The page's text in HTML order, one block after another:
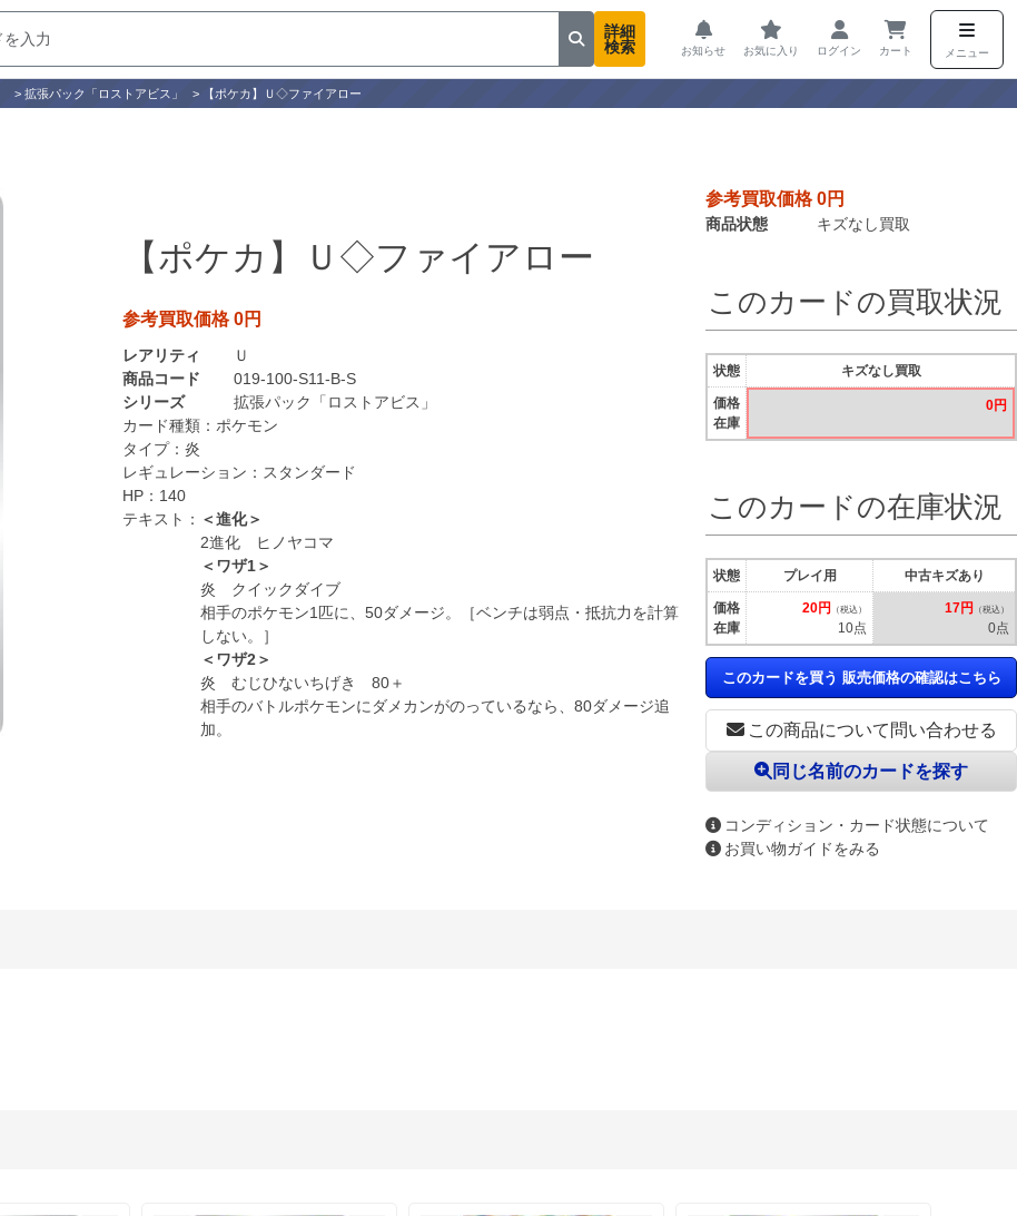
詳細
検索
お知らせ お気に入り ログイン カート メニュー
> 拡張パック「ロストアビス」 > 【ポケカ】Ｕ◇ファイアロー
【ポケカ】Ｕ◇ファイアロー
参考買取価格 0円
レアリティ
Ｕ
商品コード
019-100-S11-B-S
シリーズ
拡張パック「ロストアビス」
カード種類： ポケモン
タイプ： 炎
レギュレーション： スタンダード
HP： 140
テキスト： ＜進化＞
2進化 ヒノヤコマ
＜ワザ1＞
炎 クイックダイブ
相手のポケモン1匹に、50ダメージ。［ベンチは弱点・抵抗力を計算
しない。］
＜ワザ2＞
炎 むじひないちげき 80＋
相手のバトルポケモンにダメカンがのっているなら、80ダメージ追
加。
参考買取価格 0円
商品状態 キズなし買取
この商品について問い合わせる
同じ名前のカードを探す
コンディション・カード状態について
お買い物ガイドをみる
このカードの買取状況
状態
価格
在庫
キズなし買取
0円
このカードの在庫状況
状態
価格
在庫
プレイ用
20円 （税込）
10点
中古キズあり
17円 （税込）
0点
このカードを買う 販売価格の確認はこちら